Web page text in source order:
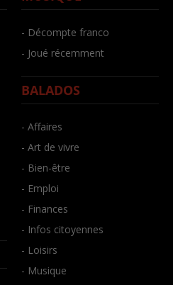
- Décompte franco
- Joué récemment
BALADOS
- Affaires
- Art de vivre
- Bien-être
- Emploi
- Finances
- Infos citoyennes
- Loisirs
- Musique